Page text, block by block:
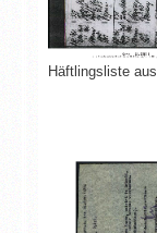
Häftlingsliste